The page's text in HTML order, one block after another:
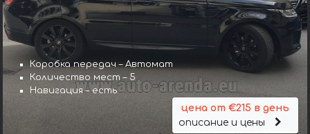
Коробка передач – Автомат
Количество мест – 5
Навигация – есть
цена от €215 в день
описание и цены